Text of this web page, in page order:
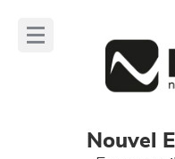
Nouvel